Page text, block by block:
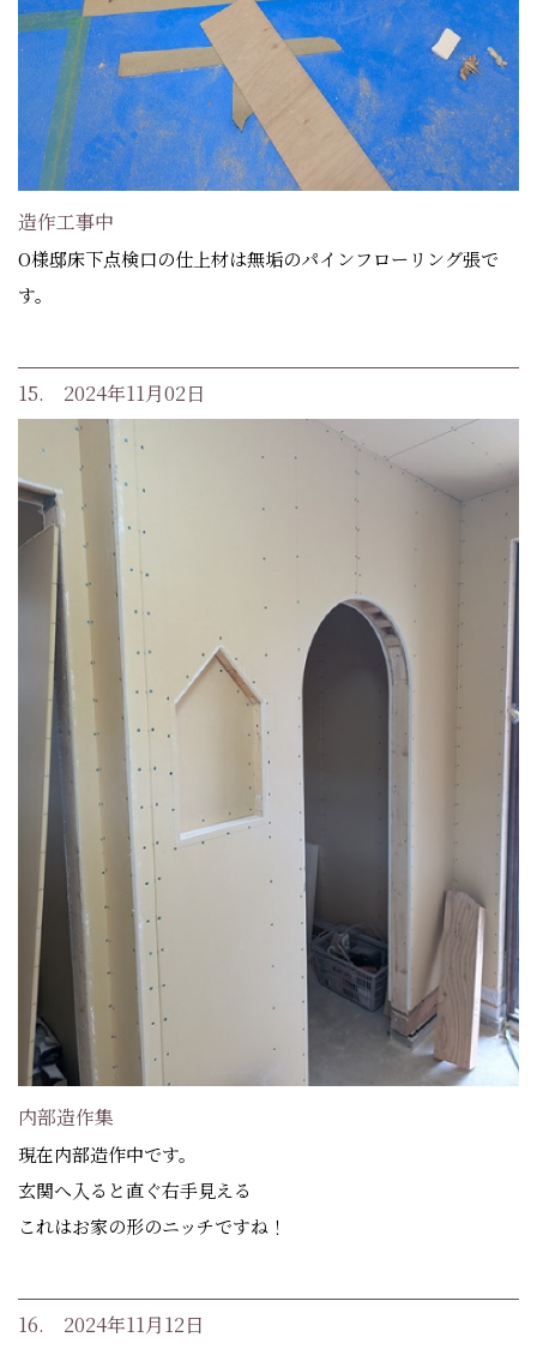
造作工事中
O様邸床下点検口の仕上材は無垢のパインフローリング張で
す。
15. 2024年11月02日
内部造作集
現在内部造作中です。
玄関へ入ると直ぐ右手見える
これはお家の形のニッチですね！
16. 2024年11月12日